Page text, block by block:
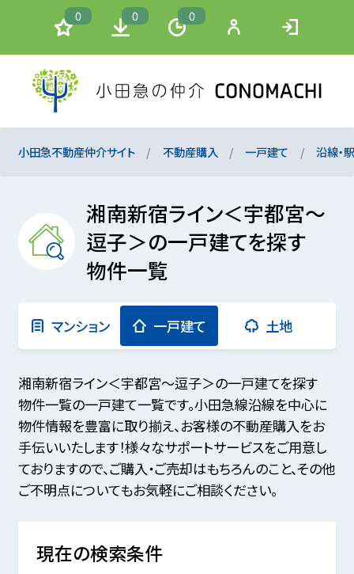
0 0 0
小田急不動産仲介サイト 不動産購入 一戸建て 沿線・
湘南新宿ライン＜宇都宮～
逗子＞の一戸建てを探す
物件一覧
マンション 一戸建て 土地
湘南新宿ライン＜宇都宮～逗子＞の一戸建てを探す
物件一覧の一戸建て一覧です。小田急線沿線を中心に
物件情報を豊富に取り揃え、お客様の不動産購入をお
手伝いいたします！様々なサポートサービスをご用意し
ておりますので、ご購入・ご売却はもちろんのこと、その他
ご不明点についてもお気軽にご相談ください。
現在の検索条件